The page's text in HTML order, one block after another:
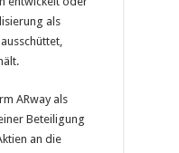
als
ARway als
Beteiligung
an die